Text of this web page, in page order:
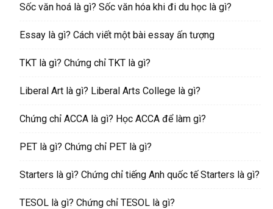
Sốc văn hoá là gì? Sốc văn hóa khi đi du học là gì?
Essay là gì? Cách viết một bài essay ấn tượng
TKT là gì? Chứng chỉ TKT là gì?
Liberal Art là gì? Liberal Arts College là gì?
Chứng chỉ ACCA là gì? Học ACCA để làm gì?
PET là gì? Chứng chỉ PET là gì?
Starters là gì? Chứng chỉ tiếng Anh quốc tế Starters là gì?
TESOL là gì? Chứng chỉ TESOL là gì?